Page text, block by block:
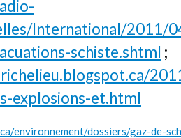
International/2011/
schiste.shtml ;
explosions-et.html
environnement/dossiers/gaz-de-